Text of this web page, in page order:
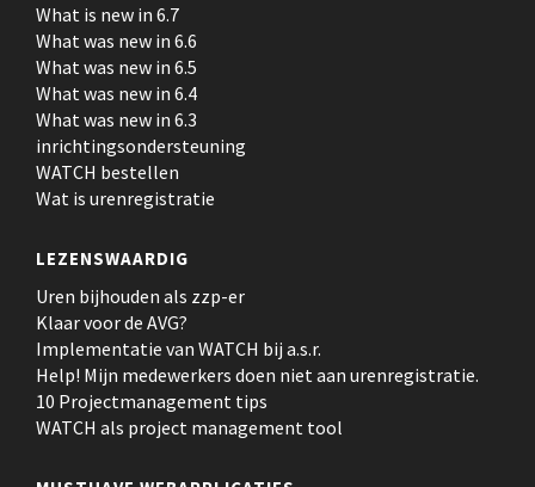
What is new in 6.7
What was new in 6.6
What was new in 6.5
What was new in 6.4
What was new in 6.3
inrichtingsondersteuning
WATCH bestellen
Wat is urenregistratie
LEZENSWAARDIG
Uren bijhouden als zzp-er
Klaar voor de AVG?
Implementatie van WATCH bij a.s.r.
Help! Mijn medewerkers doen niet aan urenregistratie.
10 Projectmanagement tips
WATCH als project management tool